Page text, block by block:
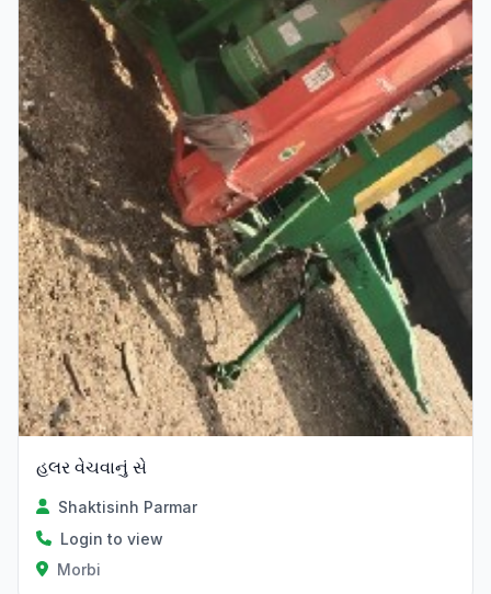
હલર વેચવાનું સે
Shaktisinh Parmar
Login to view
Morbi